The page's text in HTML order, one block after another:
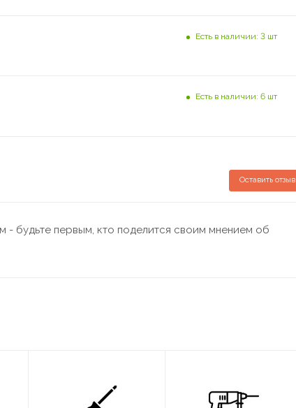
Есть в наличии: 3 шт
Есть в наличии: 6 шт
Оставить отзыв
- будьте первым, кто поделится своим мнением об